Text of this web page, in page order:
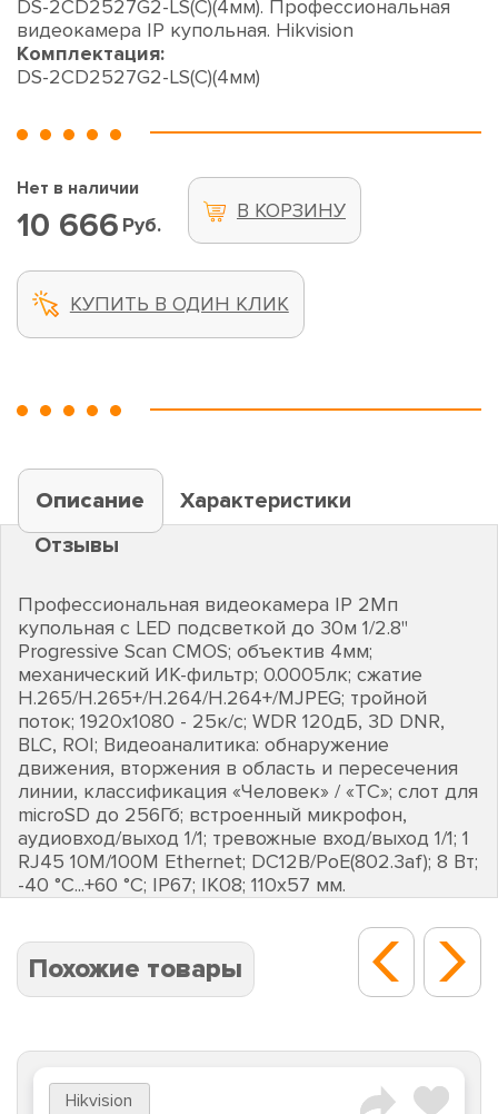
DS-2CD2527G2-LS(C)(4мм). Профессиональная
видеокамера IP купольная. Hikvision
Комплектация:
DS-2CD2527G2-LS(C)(4мм)
Нет в наличии
10 666 Руб.
В КОРЗИНУ
КУПИТЬ В ОДИН КЛИК
Описание
Характеристики
Отзывы
Профессиональная видеокамера IP 2Мп
купольная с LED подсветкой до 30м 1/2.8"
Progressive Scan CMOS; объектив 4мм;
механический ИК-фильтр; 0.0005лк; сжатие
H.265/H.265+/H.264/H.264+/MJPEG; тройной
поток; 1920х1080 - 25к/с; WDR 120дБ, 3D DNR,
BLC, ROI; Видеоаналитика: обнаружение
движения, вторжения в область и пересечения
линии, классификация «Человек» / «ТС»; слот для
microSD до 256Гб; встроенный микрофон,
аудиовход/выход 1/1; тревожные вход/выход 1/1; 1
RJ45 10M/100M Ethernet; DC12В/PoE(802.3af); 8 Вт;
-40 °C...+60 °C; IP67; IK08; 110х57 мм.
Похожие товары
Hikvision